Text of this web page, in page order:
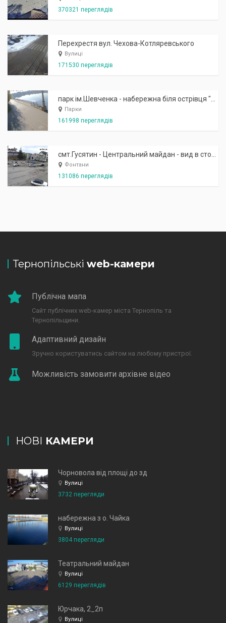
370321 переглядів
Перехрестя вул. Чехова-Котляревського
Вулиці
171530 переглядів
Парки
161998 переглядів
Фонтани
131086 переглядів
Тернопільські web-камери
Публічна мапа
Сайт публічних web-камер міста Тернопіль та
Тернопільщини.
Адаптивний дизайн
Зручно користуватись сайтом на любому пристрої.
Можливість замовити архівне відео
НОВІ КАМЕРИ
Чорновола від площі до зд
Вулиці
3732 перегляди
набережна з о. Чайка
Вулиці
3804 перегляди
Театральний майдан
Вулиці
6129 переглядів
Юрчака, 2_2п
Вулиці